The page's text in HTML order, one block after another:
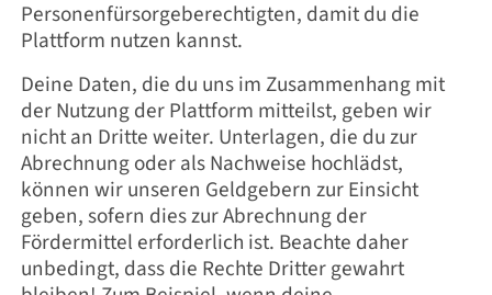
Personenfürsorgeberechtigten, damit du die
Plattform nutzen kannst.
Deine Daten, die du uns im Zusammenhang mit
der Nutzung der Plattform mitteilst, geben wir
nicht an Dritte weiter. Unterlagen, die du zur
Abrechnung oder als Nachweise hochlädst,
können wir unseren Geldgebern zur Einsicht
geben, sofern dies zur Abrechnung der
Fördermittel erforderlich ist. Beachte daher
unbedingt, dass die Rechte Dritter gewahrt